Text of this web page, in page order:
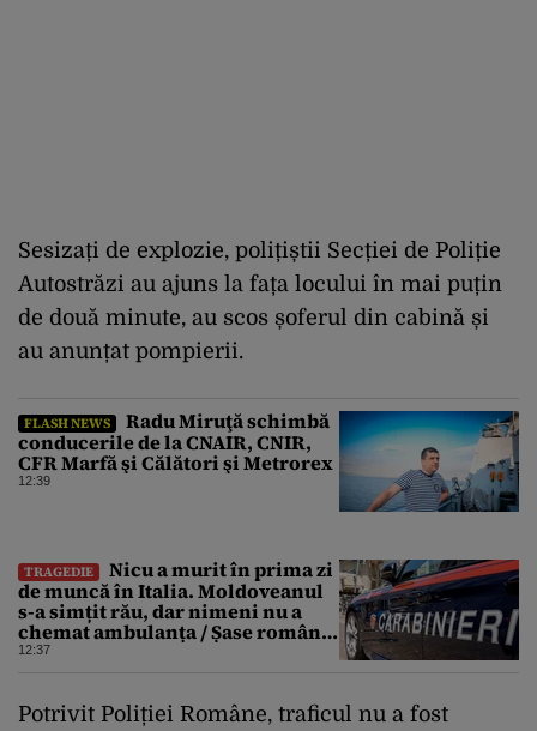
Sesizați de explozie, polițiștii Secției de Poliție
Autostrăzi au ajuns la fața locului în mai puțin
de două minute, au scos șoferul din cabină și
au anunțat pompierii.
FLASH NEWS
Radu Miruţă schimbă
conducerile de la CNAIR, CNIR,
CFR Marfă şi Călători şi Metrorex
12:39
TRAGEDIE
Nicu a murit în prima zi
de muncă în Italia. Moldoveanul
s-a simțit rău, dar nimeni nu a
chemat ambulanța / Șase români,
anchetați
12:37
Potrivit Poliției Române, traficul nu a fost